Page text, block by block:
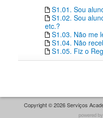
S1.01. Sou
S1.02. Sou
etc.?
S1.03. Não me
S1.04. Não
S1.05. Fiz o
Copyright © 2026 Serviços